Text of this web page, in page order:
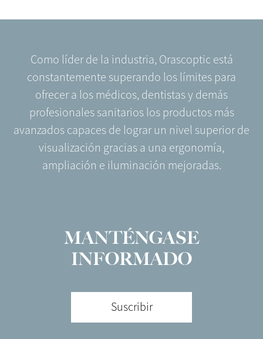
Como líder de la industria, Orascoptic está
constantemente superando los límites para
ofrecer a los médicos, dentistas y demás
profesionales sanitarios los productos más
avanzados capaces de lograr un nivel superior de
visualización gracias a una ergonomía,
ampliación e iluminación mejoradas.
MANTÉNGASE
INFORMADO
Suscribir